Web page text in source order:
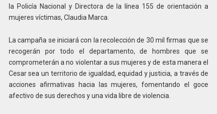
la Policía Nacional y Directora de la línea 155 de orientación a
mujeres víctimas, Claudia Marca.
La campaña se iniciará con la recolección de 30 mil firmas que se
recogerán por todo el departamento, de hombres que se
comprometerán a no violentar a sus mujeres y de esta manera el
Cesar sea un territorio de igualdad, equidad y justicia, a través de
acciones afirmativas hacia las mujeres, fomentando el goce
afectivo de sus derechos y una vida libre de violencia.